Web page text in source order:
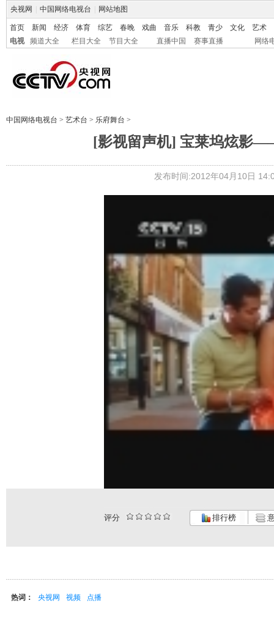
央视网 中国网络电视台 网站地图
首页 新闻 经济 体育 综艺 春晚 戏曲 音乐 科教 青少 文化
艺术
电视
频道大全 栏目大全 节目大全 直播中国 赛事直播 网络
中国网络电视台 > 艺术台 > 乐府舞台 >
[影视留声机] 宝莱坞炫影
发布时间:2012年04月10日
评分 排行榜
热词： 央视网 视频 点播